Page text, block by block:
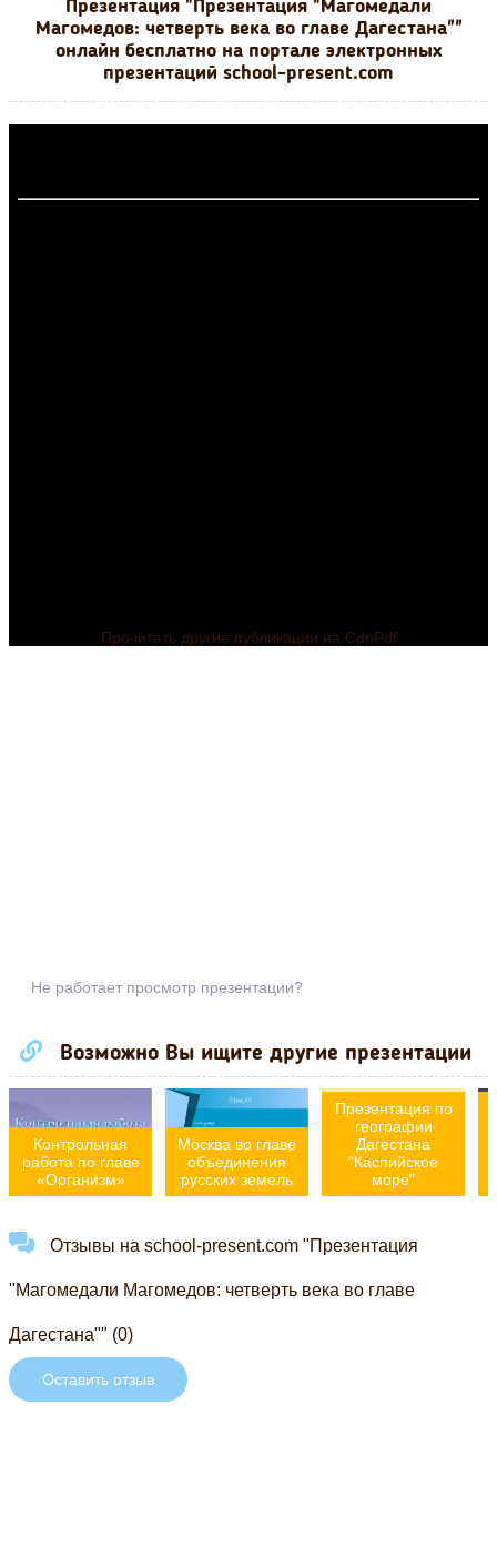
Презентация "Презентация "Магомедали
Магомедов: четверть века во главе Дагестана""
онлайн бесплатно на портале электронных
презентаций school-present.com
Прочитать другие публикации на CdnPdf
Не работает просмотр презентации?
Возможно Вы ищите другие презентации
Контрольная
работа по главе
«Организм»
Москва во главе
объединения
русских земель
Презентация по
географии
Дагестана
"Каспийское
море"
Отзывы на school-present.com "Презентация
"Магомедали Магомедов: четверть века во главе
Дагестана"" (0)
Оставить отзыв